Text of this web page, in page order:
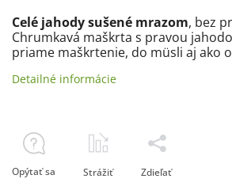
Celé jahody sušené mrazom, bez
Chrumkavá maškrta s pravou
priame maškrtenie, do müsli aj ako
Detailné informácie
Opýtať sa Strážiť Zdieľať